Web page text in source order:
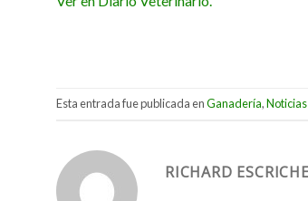
Esta entrada fue publicada enGanadería,
RICHARD ESCRICHE